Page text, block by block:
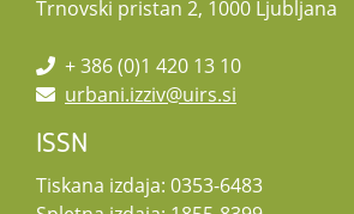
Trnovski pristan 2, 1000 Ljubljana
+ 386 (0)1 420 13 10
urbani.izziv@uirs.si
ISSN
Tiskana izdaja: 0353-6483